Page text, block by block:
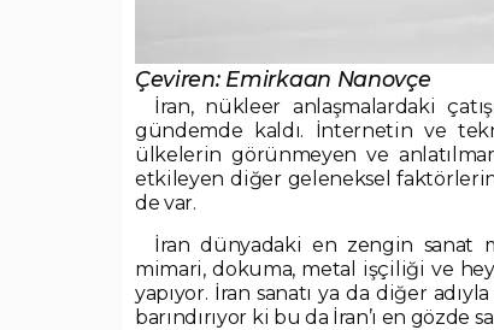
Çeviren: Emirkaan Nanovçe
İran, nükleer anlaşmalardaki
gündemde kaldı. İnternetin ve
ülkelerin görünmeyen ve
etkileyen diğer geleneksel faktörlerin
de var.
İran dünyadaki en zengin sanat
mimari, dokuma, metal işçiliği ve
yapıyor. İran sanatı ya da diğer
barındırıyor ki bu da İran’ı en gözde